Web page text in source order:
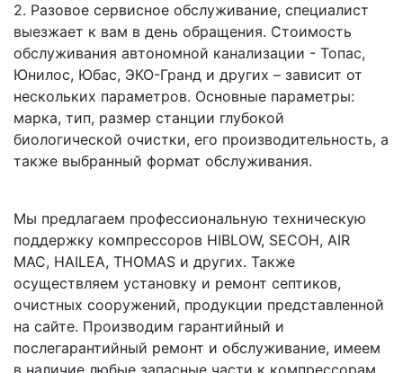
2. Разовое сервисное обслуживание, специалист
выезжает к вам в день обращения. Стоимость
обслуживания автономной канализации - Топас,
Юнилос, Юбас, ЭКО-Гранд и других – зависит от
нескольких параметров. Основные параметры:
марка, тип, размер станции глубокой
биологической очистки, его производительность, а
также выбранный формат обслуживания.
Мы предлагаем профессиональную техническую
поддержку компрессоров HIBLOW, SECOH, AIR
MAC, HAILEA, THOMAS и других. Также
осуществляем установку и ремонт септиков,
очистных сооружений, продукции представленной
на сайте. Производим гарантийный и
послегарантийный ремонт и обслуживание, имеем